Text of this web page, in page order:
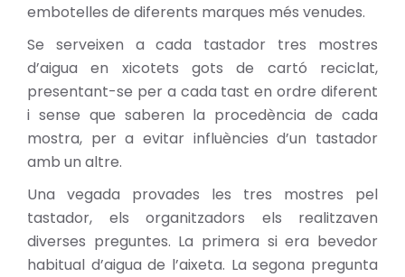
embotelles de diferents marques més venudes.
Se serveixen a cada tastador tres mostres
d’aigua en xicotets gots de cartó reciclat,
presentant-se per a cada tast en ordre diferent
i sense que saberen la procedència de cada
mostra, per a evitar influències d’un tastador
amb un altre.
Una vegada provades les tres mostres pel
tastador, els organitzadors els realitzaven
diverses preguntes. La primera si era bevedor
habitual d’aigua de l’aixeta. La segona pregunta